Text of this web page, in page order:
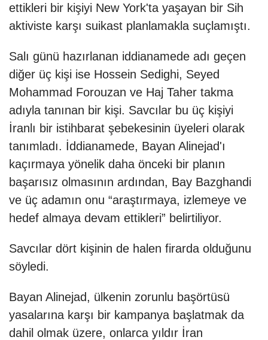
ettikleri bir kişiyi New York'ta yaşayan bir Sih
aktiviste karşı suikast planlamakla suçlamıştı.
Salı günü hazırlanan iddianamede adı geçen
diğer üç kişi ise Hossein Sedighi, Seyed
Mohammad Forouzan ve Haj Taher takma
adıyla tanınan bir kişi. Savcılar bu üç kişiyi
İranlı bir istihbarat şebekesinin üyeleri olarak
tanımladı. İddianamede, Bayan Alinejad'ı
kaçırmaya yönelik daha önceki bir planın
başarısız olmasının ardından, Bay Bazghandi
ve üç adamın onu “araştırmaya, izlemeye ve
hedef almaya devam ettikleri” belirtiliyor.
Savcılar dört kişinin de halen firarda olduğunu
söyledi.
Bayan Alinejad, ülkenin zorunlu başörtüsü
yasalarına karşı bir kampanya başlatmak da
dahil olmak üzere, onlarca yıldır İran